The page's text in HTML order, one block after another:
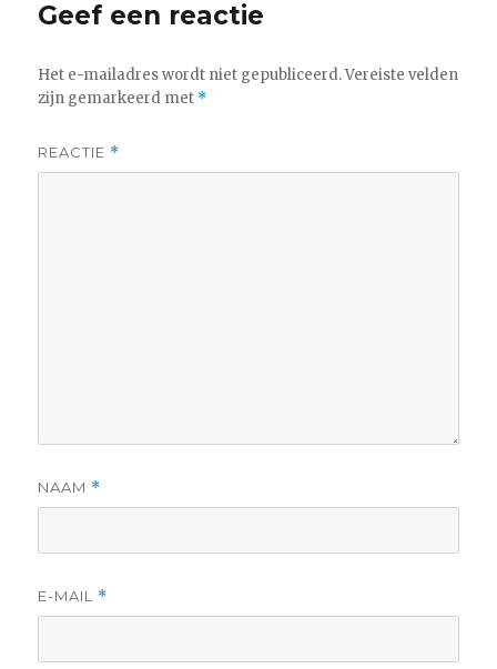
Geef een reactie
Het e-mailadres wordt niet gepubliceerd. Vereiste velden
zijn gemarkeerd met *
REACTIE *
NAAM *
E-MAIL *